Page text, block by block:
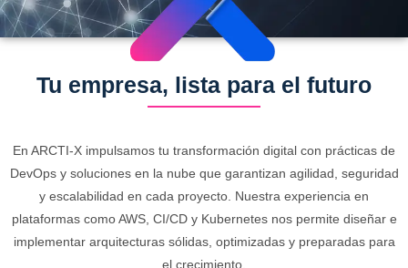
Tu empresa, lista para el futuro
En ARCTI-X impulsamos tu transformación digital con prácticas de
DevOps y soluciones en la nube que garantizan agilidad, seguridad
y escalabilidad en cada proyecto. Nuestra experiencia en
plataformas como AWS, CI/CD y Kubernetes nos permite diseñar e
implementar arquitecturas sólidas, optimizadas y preparadas para
el crecimiento.